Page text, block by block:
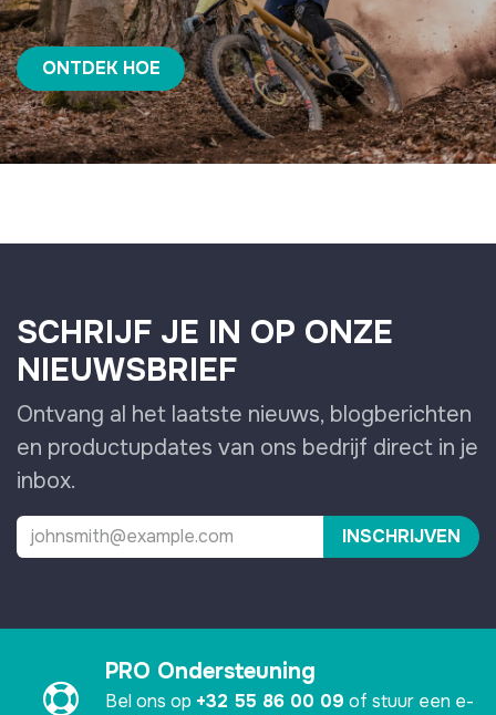
ONTDEK HOE
SCHRIJF JE IN OP ONZE
NIEUWSBRIEF
Ontvang al het laatste nieuws, blogberichten
en productupdates van ons bedrijf direct in je
inbox.
INSCHRIJVEN
PRO Ondersteuning
Bel ons op +32 55 86 00 09 of stuur een e-